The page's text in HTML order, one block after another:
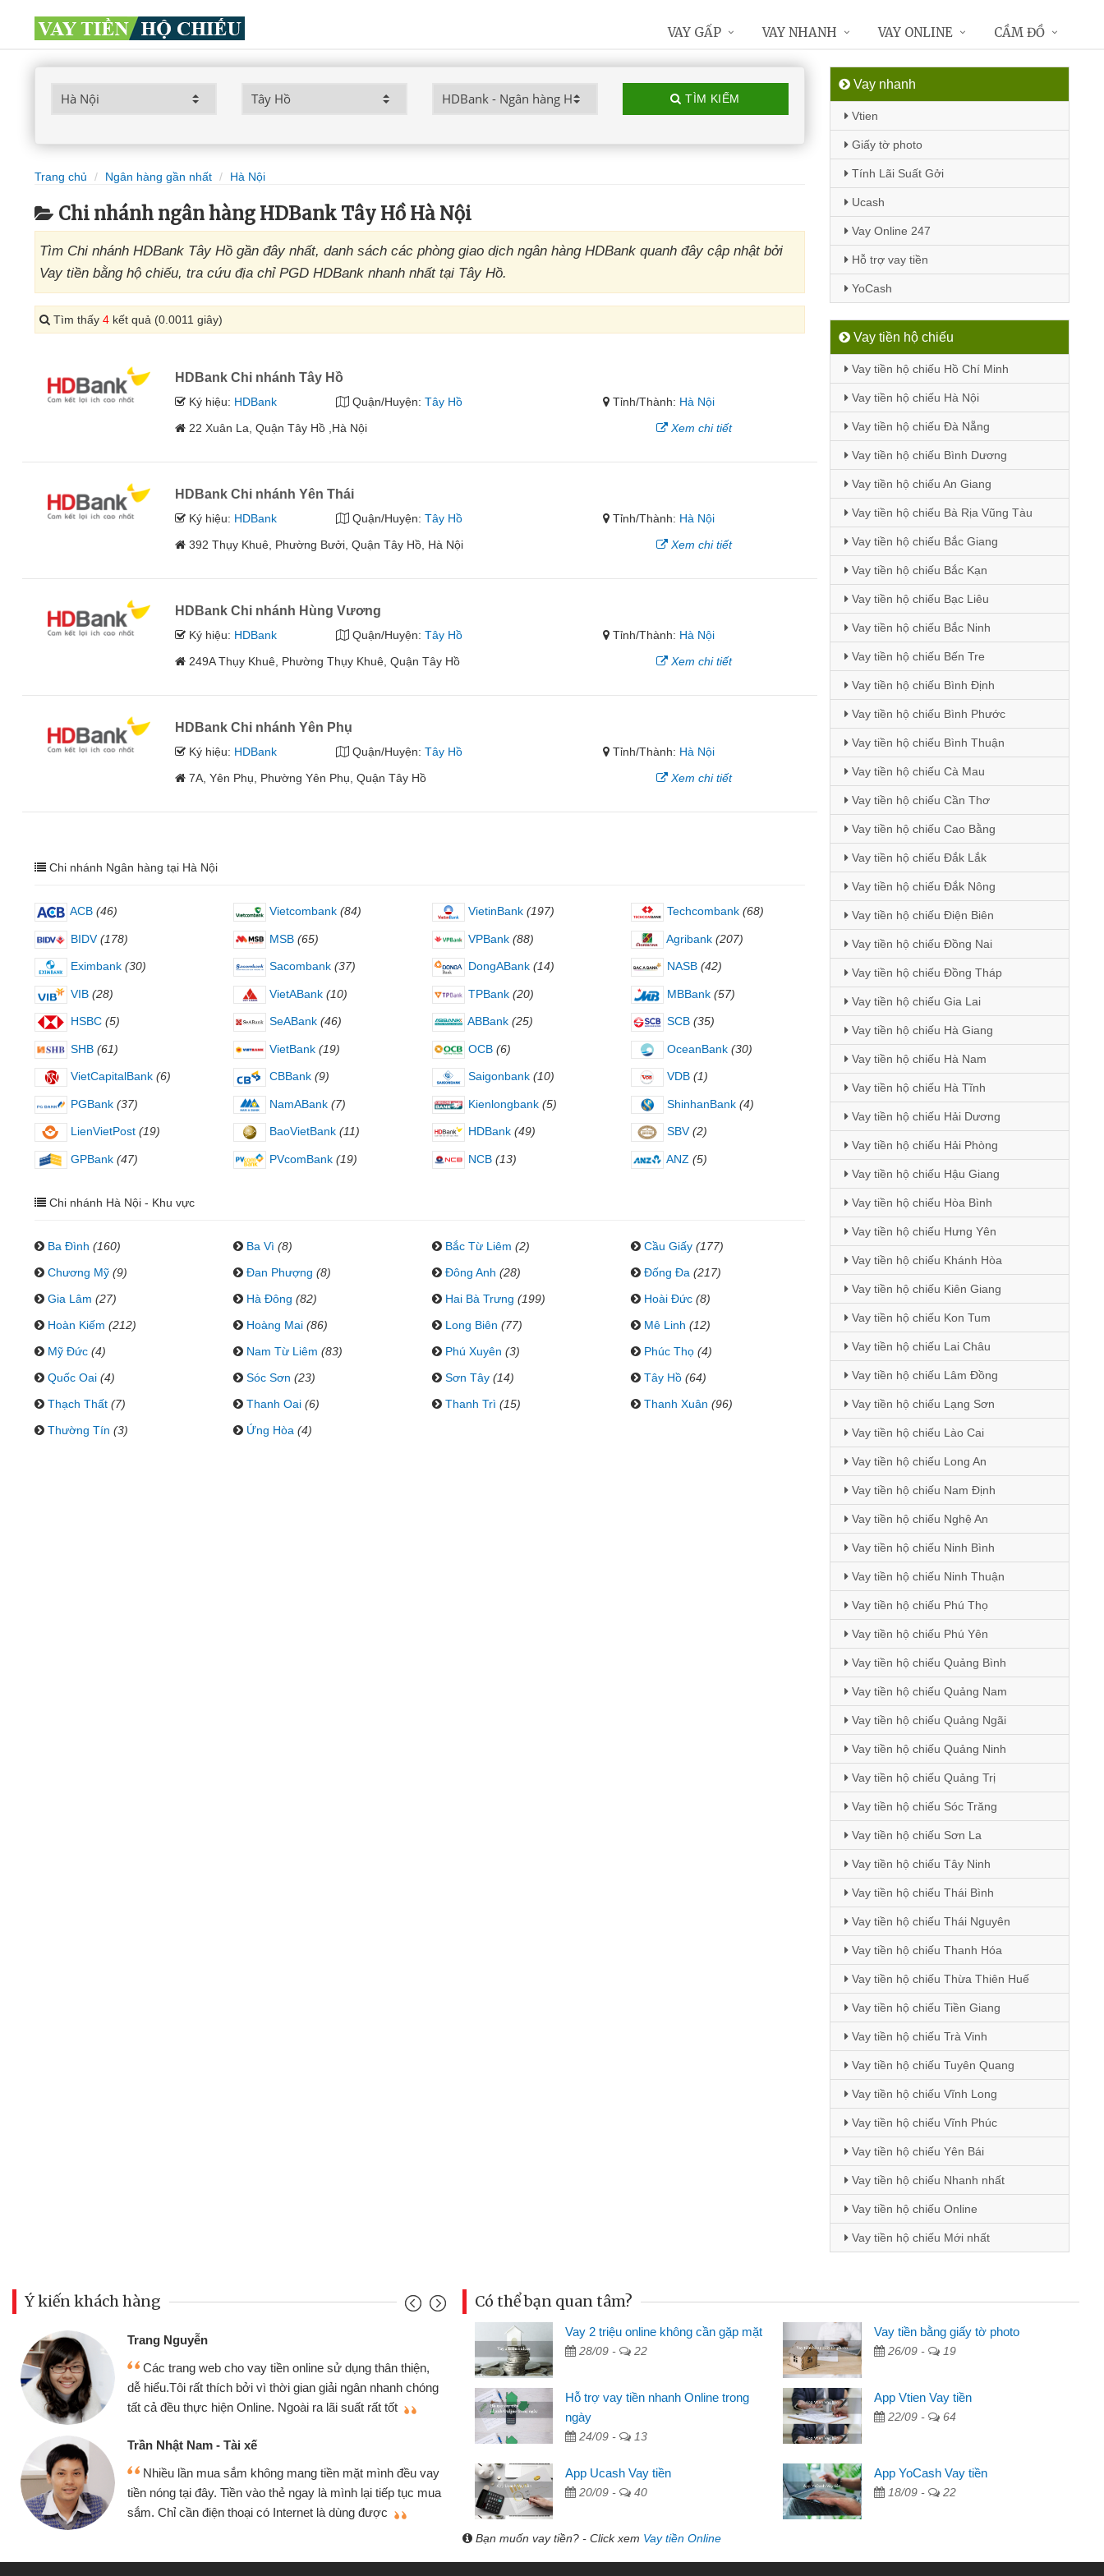
TÌM KIẾM
Trang chủ Ngân hàng gần nhất Hà Nội
Chi nhánh ngân hàng HDBank Tây Hồ Hà Nội
Tìm Chi nhánh HDBank Tây Hồ gần đây nhất, danh sách các phòng giao dịch ngân hàng HDBank quanh đây cập nhật bởi
Vay tiền bằng hộ chiếu, tra cứu địa chỉ PGD HDBank nhanh nhất tại Tây Hồ.
Tìm thấy 4 kết quả (0.0011 giây)
HDBank Chi nhánh Tây Hồ
Ký hiệu: HDBank Quận/Huyện: Tây Hồ Tỉnh/Thành: Hà Nội
22 Xuân La, Quận Tây Hồ ,Hà Nội
Xem chi tiết
HDBank Chi nhánh Yên Thái
Ký hiệu: HDBank Quận/Huyện: Tây Hồ Tỉnh/Thành: Hà Nội
392 Thụy Khuê, Phường Bưởi, Quận Tây Hồ, Hà Nội
Xem chi tiết
HDBank Chi nhánh Hùng Vương
Ký hiệu: HDBank Quận/Huyện: Tây Hồ Tỉnh/Thành: Hà Nội
249A Thụy Khuê, Phường Thụy Khuê, Quận Tây Hồ
Xem chi tiết
HDBank Chi nhánh Yên Phụ
Ký hiệu: HDBank Quận/Huyện: Tây Hồ Tỉnh/Thành: Hà Nội
7A, Yên Phụ, Phường Yên Phụ, Quận Tây Hồ
Xem chi tiết
Chi nhánh Ngân hàng tại Hà Nội
ACB (46) Vietcombank (84) VietinBank (197) Techcombank (68)
BIDV (178) MSB (65) VPBank (88) Agribank (207)
Eximbank (30) Sacombank (37) DongABank (14) NASB (42)
VIB (28) VietABank (10) TPBank (20) MBBank (57)
HSBC (5) SeABank (46) ABBank (25) SCB (35)
SHB (61) VietBank (19) OCB (6) OceanBank (30)
VietCapitalBank (6) CBBank (9) Saigonbank (10) VDB (1)
PGBank (37) NamABank (7) Kienlongbank (5) ShinhanBank (4)
LienVietPost (19) BaoVietBank (11) HDBank (49) SBV (2)
GPBank (47) PVcomBank (19) NCB (13) ANZ (5)
Chi nhánh Hà Nội - Khu vực
Ba Đình (160) Ba Vì (8) Bắc Từ Liêm (2) Cầu Giấy (177)
Chương Mỹ (9) Đan Phượng (8) Đông Anh (28) Đống Đa (217)
Gia Lâm (27) Hà Đông (82) Hai Bà Trưng (199) Hoài Đức (8)
Hoàn Kiếm (212) Hoàng Mai (86) Long Biên (77) Mê Linh (12)
Mỹ Đức (4) Nam Từ Liêm (83) Phú Xuyên (3) Phúc Thọ (4)
Quốc Oai (4) Sóc Sơn (23) Sơn Tây (14) Tây Hồ (64)
Thạch Thất (7) Thanh Oai (6) Thanh Trì (15) Thanh Xuân (96)
Thường Tín (3) Ứng Hòa (4)
Vay nhanh
Vtien
Giấy tờ photo
Tính Lãi Suất Gởi
Ucash
Vay Online 247
Hỗ trợ vay tiền
YoCash
Vay tiền hộ chiếu
Vay tiền hộ chiếu Hồ Chí Minh
Vay tiền hộ chiếu Hà Nội
Vay tiền hộ chiếu Đà Nẵng
Vay tiền hộ chiếu Bình Dương
Vay tiền hộ chiếu An Giang
Vay tiền hộ chiếu Bà Rịa Vũng Tàu
Vay tiền hộ chiếu Bắc Giang
Vay tiền hộ chiếu Bắc Kạn
Vay tiền hộ chiếu Bạc Liêu
Vay tiền hộ chiếu Bắc Ninh
Vay tiền hộ chiếu Bến Tre
Vay tiền hộ chiếu Bình Định
Vay tiền hộ chiếu Bình Phước
Vay tiền hộ chiếu Bình Thuận
Vay tiền hộ chiếu Cà Mau
Vay tiền hộ chiếu Cần Thơ
Vay tiền hộ chiếu Cao Bằng
Vay tiền hộ chiếu Đắk Lắk
Vay tiền hộ chiếu Đắk Nông
Vay tiền hộ chiếu Điện Biên
Vay tiền hộ chiếu Đồng Nai
Vay tiền hộ chiếu Đồng Tháp
Vay tiền hộ chiếu Gia Lai
Vay tiền hộ chiếu Hà Giang
Vay tiền hộ chiếu Hà Nam
Vay tiền hộ chiếu Hà Tĩnh
Vay tiền hộ chiếu Hải Dương
Vay tiền hộ chiếu Hải Phòng
Vay tiền hộ chiếu Hậu Giang
Vay tiền hộ chiếu Hòa Bình
Vay tiền hộ chiếu Hưng Yên
Vay tiền hộ chiếu Khánh Hòa
Vay tiền hộ chiếu Kiên Giang
Vay tiền hộ chiếu Kon Tum
Vay tiền hộ chiếu Lai Châu
Vay tiền hộ chiếu Lâm Đồng
Vay tiền hộ chiếu Lạng Sơn
Vay tiền hộ chiếu Lào Cai
Vay tiền hộ chiếu Long An
Vay tiền hộ chiếu Nam Định
Vay tiền hộ chiếu Nghệ An
Vay tiền hộ chiếu Ninh Bình
Vay tiền hộ chiếu Ninh Thuận
Vay tiền hộ chiếu Phú Thọ
Vay tiền hộ chiếu Phú Yên
Vay tiền hộ chiếu Quảng Bình
Vay tiền hộ chiếu Quảng Nam
Vay tiền hộ chiếu Quảng Ngãi
Vay tiền hộ chiếu Quảng Ninh
Vay tiền hộ chiếu Quảng Trị
Vay tiền hộ chiếu Sóc Trăng
Vay tiền hộ chiếu Sơn La
Vay tiền hộ chiếu Tây Ninh
Vay tiền hộ chiếu Thái Bình
Vay tiền hộ chiếu Thái Nguyên
Vay tiền hộ chiếu Thanh Hóa
Vay tiền hộ chiếu Thừa Thiên Huế
Vay tiền hộ chiếu Tiền Giang
Vay tiền hộ chiếu Trà Vinh
Vay tiền hộ chiếu Tuyên Quang
Vay tiền hộ chiếu Vĩnh Long
Vay tiền hộ chiếu Vĩnh Phúc
Vay tiền hộ chiếu Yên Bái
Vay tiền hộ chiếu Nhanh nhất
Vay tiền hộ chiếu Online
Vay tiền hộ chiếu Mới nhất
VAY GẤP VAY NHANH VAY ONLINE CẦM ĐỒ
Ý kiến khách hàng
dụng thân thiện,
nhanh chóng
suất rất tốt
mặt mình đều vay
lại tiếp tục mua
được
Mình cần tiền gấp nên định cầm cố chiếc xe wave
nhưng thật may đã có gói vay tiền bằng CMND online
không cần gặp mặt nên rất tiện lợi, sẽ giới thiệu cho bạn
Tôi kinh doanh buôn bán nhỏ lẻ nhiều lúc cần vốn nhập
hàng, nhờ biết đến website qua bạn bè giới thiệu tôi đã giải
quyết được công việc của mình nhanh chóng
Mai Lan - Sinh viên
Tôi biết đến thông qua quảng cáo trên facebook. Tôi là
sinh viên nên cần đóng tiền nhà, sinh nhật bạn bè, mà đọc
thấy thủ tục nhanh gọn nên tôi quyết định vay
Mất 2 tuần các ngân hàng không ai cho vay. Trong khi
cần có 2 triệu để giải quyết việc riêng, trong 1-2 ngày tôi trả
được thôi. Cảm ơn đã giúp tôi kịp thời và nhanh chóng
Có thể bạn quan tâm?
Vay 2 triệu online không cần gặp mặt
28/09 - 22
Vay tiền bằng giấy tờ photo
26/09 - 19
Hỗ trợ vay tiền nhanh Online trong
ngày
24/09 - 13
App Vtien Vay tiền
22/09 - 64
App Ucash Vay tiền
20/09 - 40
App YoCash Vay tiền
18/09 - 22
Bạn muốn vay tiền? - Click xem Vay tiền Online